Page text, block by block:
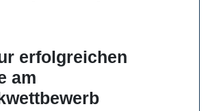
erfolgreichen
am